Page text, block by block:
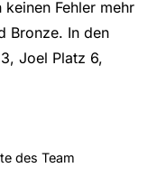
Fehler mehr
Bronze. In den
Joel Platz 6,
des Team